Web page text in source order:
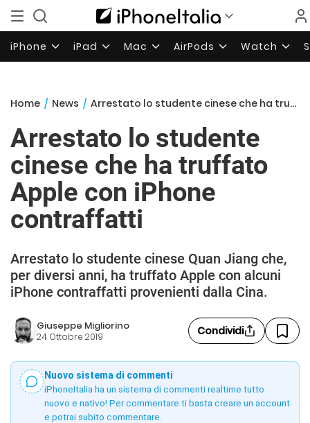
iPhone iPad Mac AirPods Watch
Home / News / Arrestato lo studente cinese che ha truffato Apple con iPhone contraffatti
Arrestato lo studente
cinese che ha truffato
Apple con iPhone
contraffatti
Arrestato lo studente cinese Quan Jiang che,
per diversi anni, ha truffato Apple con alcuni
iPhone contraffatti provenienti dalla Cina.
Giuseppe Migliorino
24 Ottobre 2019 Condividi
Nuovo sistema di commenti
iPhoneItalia ha un sistema di commenti realtime tutto
nuovo e nativo! Per commentare ti basta creare un account
e potrai subito commentare.